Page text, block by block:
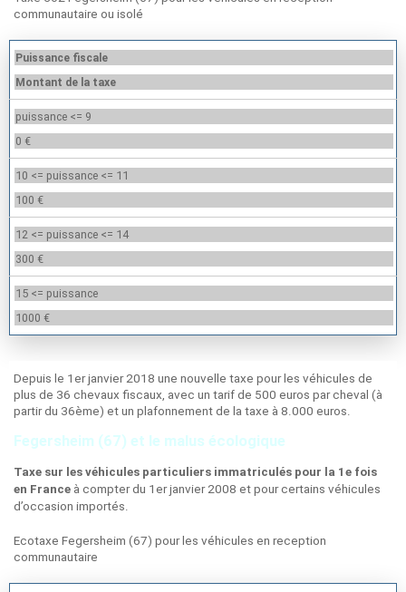
communautaire ou isolé
Puissance fiscale
Montant de la taxe
puissance <= 9
0 €
10 <= puissance <= 11
100 €
12 <= puissance <= 14
300 €
15 <= puissance
1000 €
Depuis le 1er janvier 2018 une nouvelle taxe pour les véhicules de
plus de 36 chevaux fiscaux, avec un tarif de 500 euros par cheval (à
partir du 36ème) et un plafonnement de la taxe à 8.000 euros.
Fegersheim (67) et le malus écologique
Taxe sur les véhicules particuliers immatriculés pour la 1e fois
en France à compter du 1er janvier 2008 et pour certains véhicules
d’occasion importés.
Ecotaxe Fegersheim (67) pour les véhicules en reception
communautaire